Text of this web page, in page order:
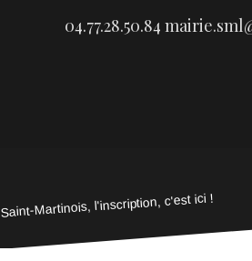
04.77.28.50.84
Saint-Martinois, l'inscription, c'est ici !